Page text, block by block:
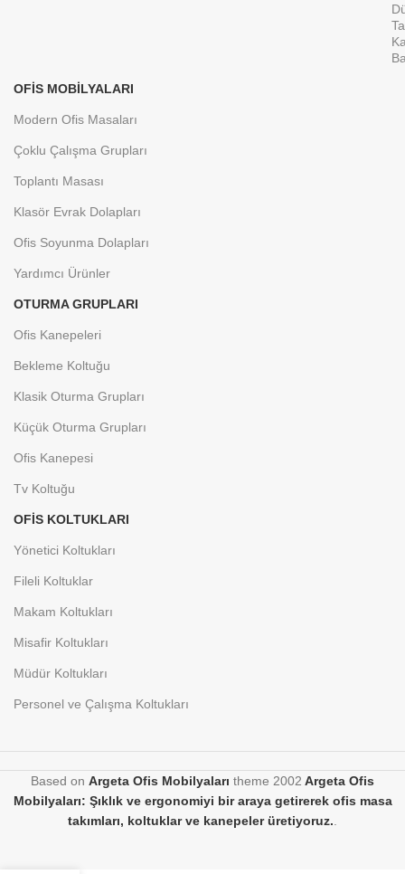
OFIS MOBILYALARI
Modern Ofis Masaları
Çoklu Çalışma Grupları
Toplantı Masası
Klasör Evrak Dolapları
Ofis Soyunma Dolapları
Yardımcı Ürünler
OTURMA GRUPLARI
Ofis Kanepeleri
Bekleme Koltuğu
Klasik Oturma Grupları
Küçük Oturma Grupları
Ofis Kanepesi
Tv Koltuğu
OFIS KOLTUKLARI
Yönetici Koltukları
Fileli Koltuklar
Makam Koltukları
Misafir Koltukları
Müdür Koltukları
Personel ve Çalışma Koltukları
Based on Argeta Ofis Mobilyaları theme 2002 Argeta Ofis
Mobilyaları: Şıklık ve ergonomiyi bir araya getirerek ofis masa
takımları, koltuklar ve kanepeler üretiyoruz.